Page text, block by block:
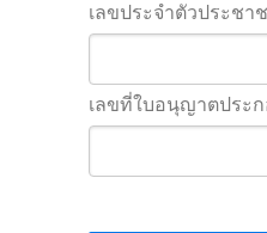
เลขประจำตัวประชา
เลขที่ใบอนุญาตประ